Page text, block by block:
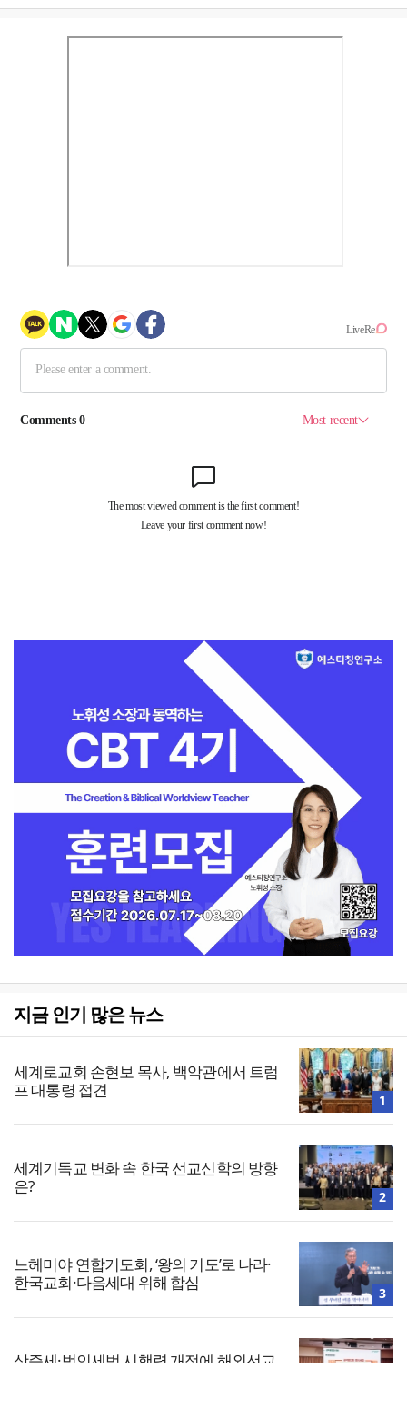
지금 인기 많은 뉴스
세계로교회 손현보 목사, 백악관에서 트럼
프 대통령 접견
1
세계기독교 변화 속 한국 선교신학의 방향
은?
2
느헤미야 연합기도회, ‘왕의 기도’로 나라·
한국교회·다음세대 위해 합심
3
상증세·법인세법 시행령 개정에 해외선교